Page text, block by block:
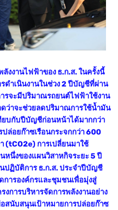
งงานไฟฟ้าของ ธ.ก.ส. ในครั้งนี้
ดำเนินงานในช่วง 2 ปีบัญชีที่ผ่าน
รจะมีปริมาณรถยนต์ไฟฟ้าใช้งาน
ว่าจะช่วยลดปริมาณการใช้น้ำมัน
ยบกับปีบัญชีก่อนหน้าได้มากกว่า
ล่อยก๊าซเรือนกระจกกว่า 600
(tCO2e) การเปลี่ยนมาใช้
นึ่งของแผนวิสาหกิจระยะ 5 ปี
ฏิบัติการ ธ.ก.ส. ประจำปีบัญชี
ารองค์กรและชุมชนเพื่อมุ่งสู่
การบริหารจัดการพลังงานอย่าง
อสนับสนุนเป้าหมายการปล่อยก๊าซ